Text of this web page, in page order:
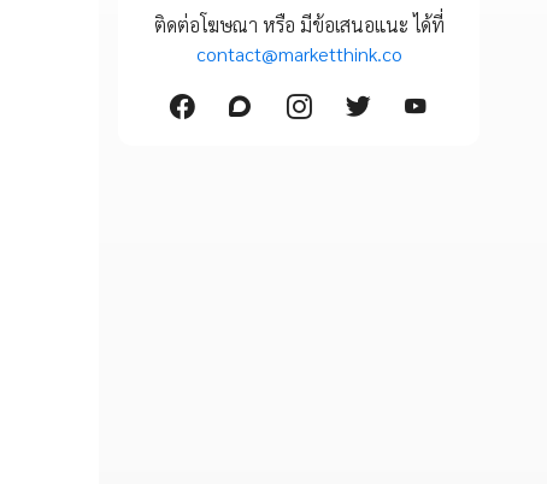
ติดต่อโฆษณา หรือ มีข้อเสนอแนะ ได้ที่
contact@marketthink.co